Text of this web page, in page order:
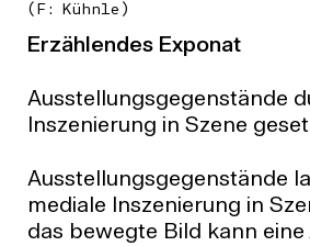
(F: Kühnle)
Erzählendes Exponat
Ausstellungsgegenstände
Inszenierung in Szene
Ausstellungsgegenstände
mediale Inszenierung in
das bewegte Bild kann